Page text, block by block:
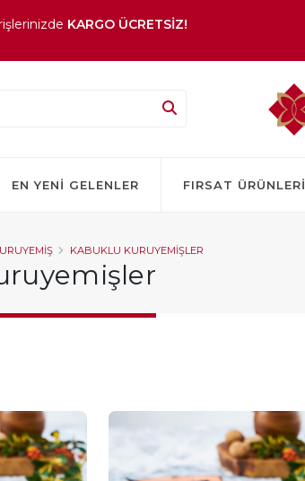
KARGO ÜCRETSİZ!
İNDİRİMfırsatı!
EN YENI GELENLER FIRSAT ÜRÜNLERI
KABUKLU KURUYEMIŞLER